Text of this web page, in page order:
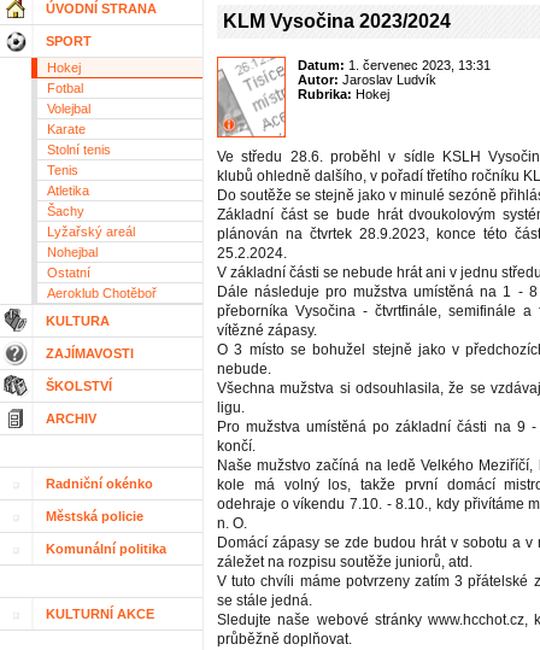
ÚVODNÍ STRANA
SPORT
Hokej
Fotbal
Volejbal
Karate
Stolní tenis
Tenis
Atletika
Šachy
Lyžařský areál
Nohejbal
Ostatní
Aeroklub Chotěboř
KULTURA
ZAJÍMAVOSTI
ŠKOLSTVÍ
ARCHIV
Radniční okénko
Městská policie
Komunální politika
KULTURNÍ AKCE
KLM Vysočina 2023/2024
Datum: 1. červenec 2023, 13:31
Autor: Jaroslav Ludvík
Rubrika: Hokej
Ve středu 28.6. proběhl v sídle KSLH
klubů ohledně dalšího, v pořadí třetího ročníku
Do soutěže se stejně jako v minulé sezóně
Základní část se bude hrát dvoukolovým
plánován na čtvrtek 28.9.2023, konce této
25.2.2024.
V základní části se nebude hrát ani v jednu
Dále následuje pro mužstva umístěná na 1 -
přeborníka Vysočina - čtvrtfinále, semifinále
vítězné zápasy.
O 3 místo se bohužel stejně jako v
nebude.
Všechna mužstva si odsouhlasila, že se
ligu.
Pro mužstva umístěná po základní části na 9
končí.
Naše mužstvo začíná na ledě Velkého
kole má volný los, takže první domácí
odehraje o víkendu 7.10. - 8.10., kdy přivítáme
n. O.
Domácí zápasy se zde budou hrát v sobotu a v
záležet na rozpisu soutěže juniorů, atd.
V tuto chvíli máme potvrzeny zatím 3 přátelské
se stále jedná.
Sledujte naše webové stránky www.hcchot.cz,
průběžně doplňovat.